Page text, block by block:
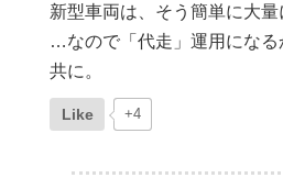
新型車両は、そう簡単に大量
…なので「代走」運用にな
共に。
Like +4